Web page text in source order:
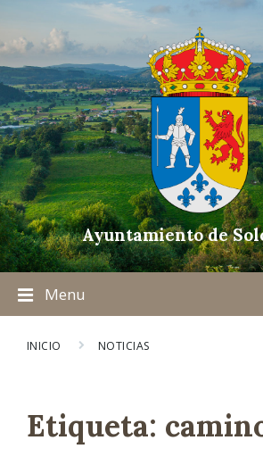
Ayuntamiento de
Menu
INICIO NOTICIAS
Etiqueta: